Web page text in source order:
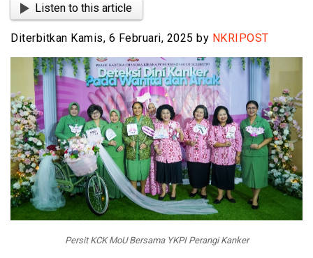
Listen to this article
Diterbitkan Kamis, 6 Februari, 2025 by NKRIPOST
Persit KCK MoU Bersama YKPI Perangi Kanker